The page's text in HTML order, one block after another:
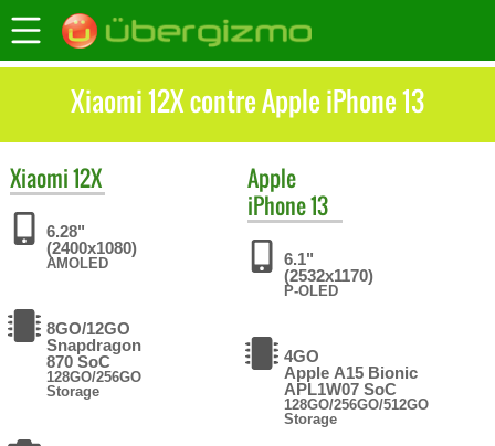
Xiaomi 12X contre Apple iPhone 13
Xiaomi12X
6.28"
(2400x1080)
AMOLED
8GO/12GO
Snapdragon
870 SoC
128GO/256GO
Storage
Apple
iPhone 13
6.1"
(2532x1170)
P-OLED
4GO
Apple A15 Bionic
APL1W07 SoC
128GO/256GO/512GO
Storage